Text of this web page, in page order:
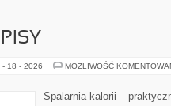
- 18 - 2026 MOŻLIWOŚĆ
Spalarnia kalorii –